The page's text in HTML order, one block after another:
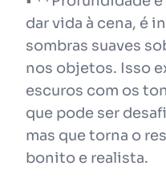
dar vida à cena, é
sombras suaves
nos objetos. Isso
escuros com os
que pode ser
mas que torna o
bonito e realista.